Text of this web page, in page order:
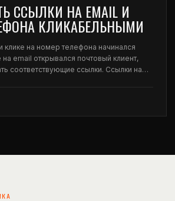
ССЫЛКИ НА EMAIL И
КЛИКАБЕЛЬНЫМИ
клике на номер телефона начинался
на email открывался почтовый клиент,
соответствующие ссылки. Ссылки на